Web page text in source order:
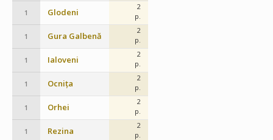
1 Glodeni
2
p.
1 Gura Galbenă
2
p.
1 Ialoveni
2
p.
1 Ocnița
2
p.
1 Orhei
2
p.
1 Rezina
2
p.